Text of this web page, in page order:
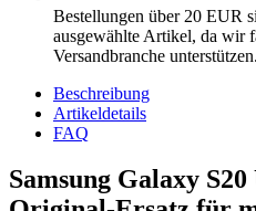
Bestellungen über 20 EUR
ausgewählte Artikel, da wir
Versandbranche unterstützen.
Beschreibung
Artikeldetails
FAQ
Samsung Galaxy